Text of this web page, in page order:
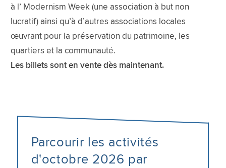
à l’ Modernism Week (une association à but non
lucratif) ainsi qu’à d’autres associations locales
œuvrant pour la préservation du patrimoine, les
quartiers et la communauté.
Les billets sont en vente dès maintenant.
Parcourir les activités
d'octobre 2026 par